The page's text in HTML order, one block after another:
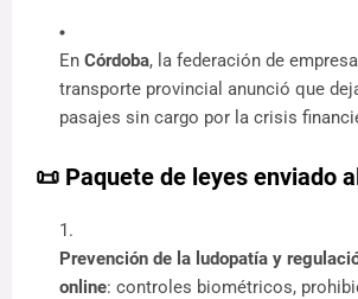
En Córdoba, la federación de
transporte provincial anunció que
pasajes sin cargo por la crisis
📜 Paquete de leyes enviado
Prevención de la ludopatía y
online: controles biométricos,